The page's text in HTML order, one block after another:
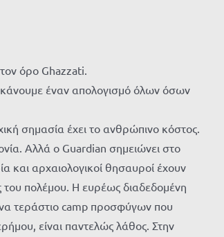
όρο Ghazzati.
κάνουμε έναν απολογισμό όλων όσων
σημασία έχει το ανθρώπινο κόστος.
Αλλά ο Guardian σημειώνει στο
και αρχαιολογικοί θησαυροί έχουν
του πολέμου. Η ευρέως διαδεδομένη
τεράστιο camp προσφύγων που
είναι παντελώς λάθος. Στην